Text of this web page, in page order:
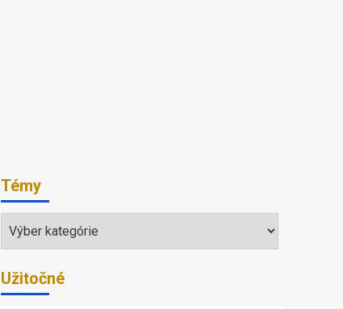
Témy
Témy
Užitočné